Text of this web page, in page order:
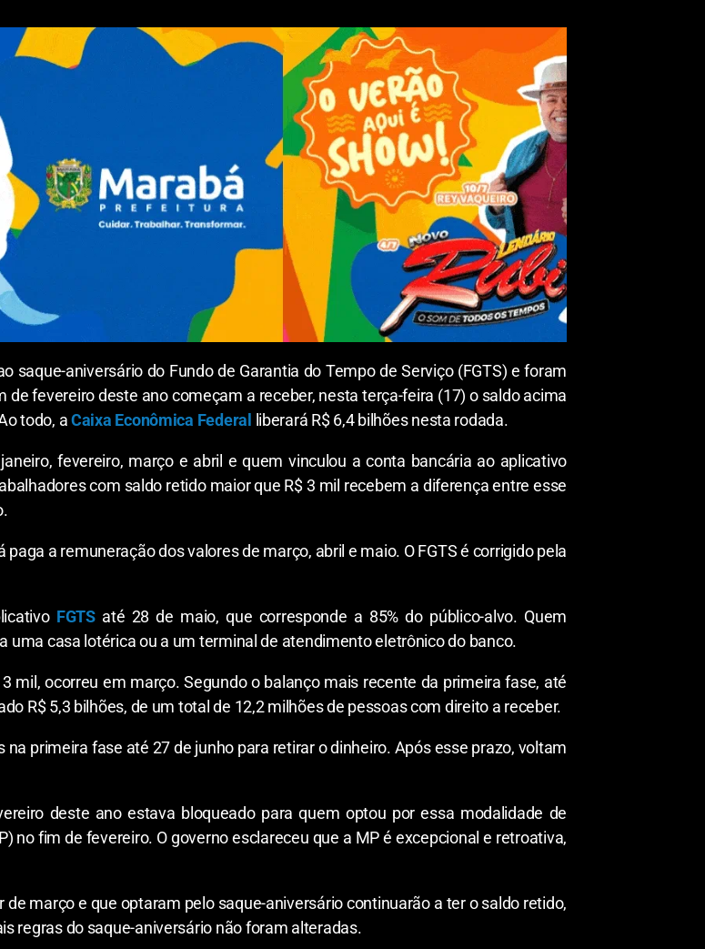
saque-aniversário do Fundo de Garantia do Tempo de Serviço (FGTS) e foram
fevereiro deste ano começam a receber, nesta terça-feira (17) o saldo acima
todo, aCaixa Econômica Federal liberará R$ 6,4 bilhões nesta rodada.
fevereiro, março e abril e quem vinculou a conta bancária ao aplicativo
com saldo retido maior que R$ 3 mil recebem a diferença entre esse
a remuneração dos valores de março, abril e maio. O FGTS é corrigido pela
FGTSaté 28 de maio, que corresponde a 85% do público-alvo. Quem
uma casa lotérica ou a um terminal de atendimento eletrônico do banco.
mil, ocorreu em março. Segundo o balanço mais recente da primeira fase, até
R$ 5,3 bilhões, de um total de 12,2 milhões de pessoas com direito a receber.
primeira fase até 27 de junho para retirar o dinheiro. Após esse prazo, voltam
deste ano estava bloqueado para quem optou por essa modalidade de
no fim de fevereiro. O governo esclareceu que a MP é excepcional e retroativa,
março e que optaram pelo saque-aniversário continuarão a ter o saldo retido,
regras do saque-aniversário não foram alteradas.